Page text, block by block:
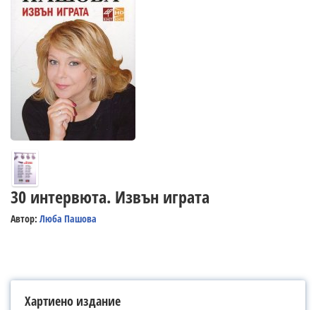
30 интервюта. Извън играта
Автор: Люба Пашова
Хартиено издание